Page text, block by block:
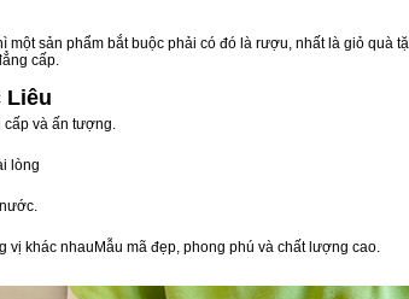
một sản phẩm bắt buộc phải có đó là rượu, nhất là giỏ
cấp.
Liêu
cấp và ấn tượng.
lòng
khác nhauMẫu mã đẹp, phong phú và chất lượng cao.